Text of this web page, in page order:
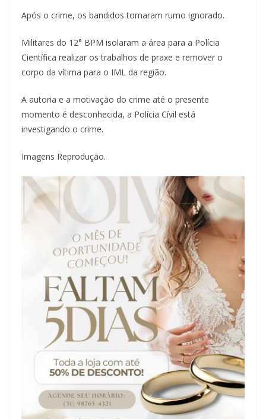
Após o crime, os bandidos tomaram rumo ignorado.
Militares do 12° BPM isolaram a área para a Polícia
Científica realizar os trabalhos de praxe e remover o
corpo da vítima para o IML da região.
A autoria e a motivação do crime até o presente
momento é desconhecida, a Polícia Cívil está
investigando o crime.
Imagens Reprodução.